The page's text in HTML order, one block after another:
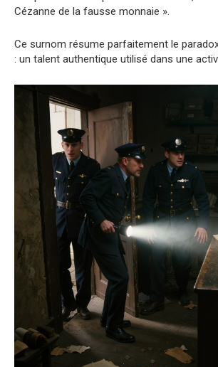
Cézanne de la fausse monnaie ».
Ce surnom résume parfaitement le
: un talent authentique utilisé dans une